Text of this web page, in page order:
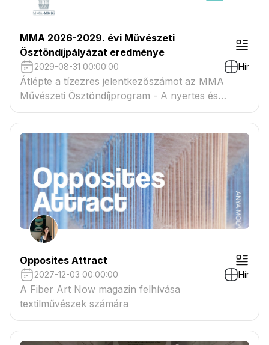
MMA 2026-2029. évi Művészeti
Ösztöndíjpályázat eredménye
2029-08-31 00:00:00 Hír
Átlépte a tízezres jelentkezőszámot az MMA
Művészeti Ösztöndíjprogram - A nyertes és
tartaléklistás pályázók névsora megtekinthető a
csatolmányban
Opposites Attract
2027-12-03 00:00:00 Hír
A Fiber Art Now magazin felhívása
textilművészek számára